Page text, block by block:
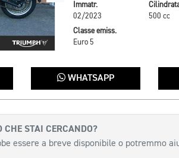
Immatr.
02/2023
500 cc
Classe emiss.
Euro 5
WHATSAPP
CHE STAI CERCANDO?
essere a breve disponibile o potremmo